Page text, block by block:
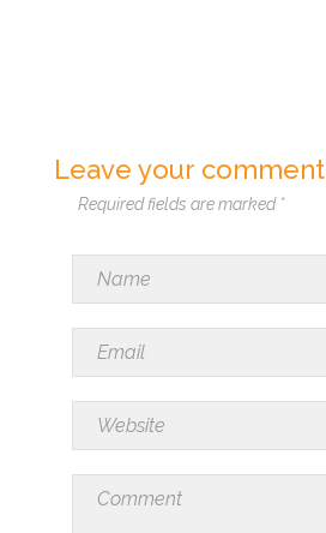
Leave your comment
Required fields are marked *